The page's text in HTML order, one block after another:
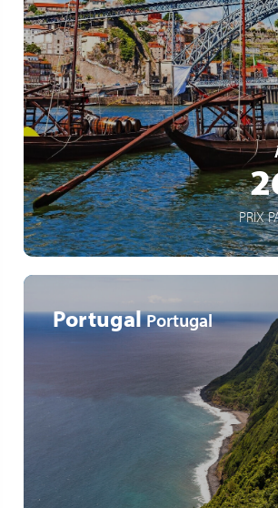
PRIX
Beliebteste Flusskreuzfahrt
Universitätsstadt
Weinbegleitung von Domaines
EN SAVOIR +
Portugal Portugal
Entdecken Sie sechs der neun